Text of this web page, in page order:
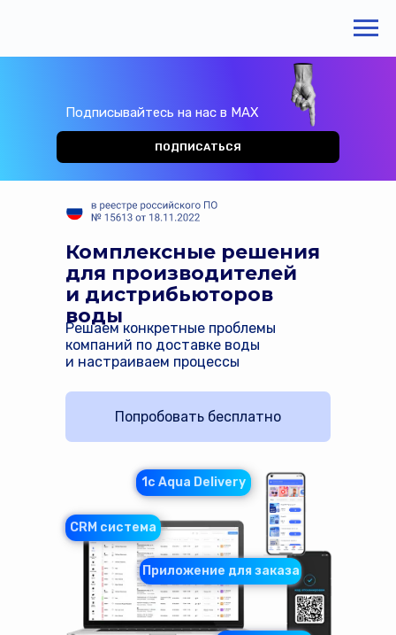
Подписывайтесь на нас в MAX
ПОДПИСАТЬСЯ
Комплексные решения
для производителей
и дистрибьюторов
воды
Решаем конкретные проблемы
компаний по доставке воды
и настраиваем процессы
Попробовать бесплатно
CRM система
Приложение для заказа
1c Aqua Delivery